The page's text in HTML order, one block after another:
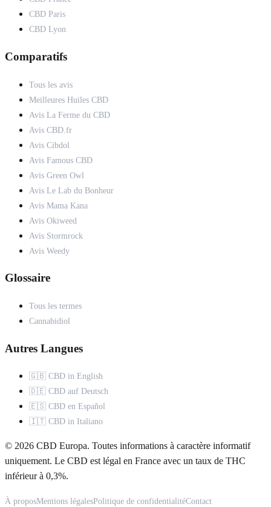
CBD Paris
CBD Lyon
Comparatifs
Tous les avis
Meilleures Huiles CBD
Avis La Ferme du CBD
Avis CBD.fr
Avis Cibdol
Avis Famous CBD
Avis Green Owl
Avis Le Lab du Bonheur
Avis Mama Kana
Avis Okiweed
Avis Stormrock
Avis Weedy
Glossaire
Tous les termes
Cannabidiol
Autres Langues
🇬🇧 CBD in English
🇩🇪 CBD auf Deutsch
🇪🇸 CBD en Español
🇮🇹 CBD in Italiano
© 2026 CBD Europa. Toutes informations à caractère informatif
uniquement. Le CBD est légal en France avec un taux de THC
inférieur à 0,3%.
À proposMentions légalesPolitique de confidentialitéContact